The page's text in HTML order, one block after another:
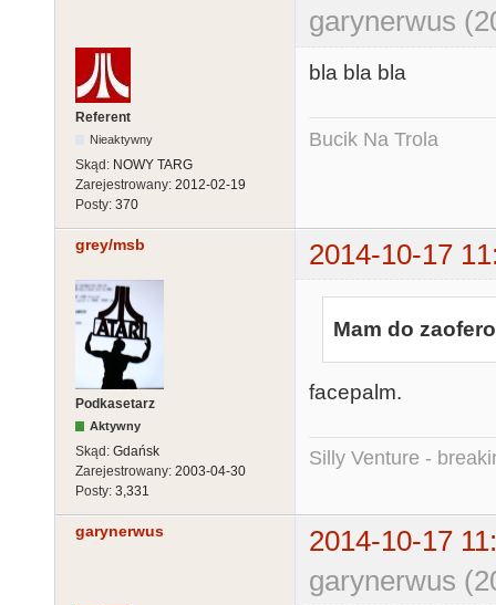
garynerwus
Referent
Nieaktywny
Skąd: NOWY TARG
Zarejestrowany: 2012-02-19
Posty: 370
bla bla bla
Bucik Na Trola
grey/msb 2014-10-17
Podkasetarz
Aktywny
Skąd: Gdańsk
Zarejestrowany: 2003-04-30
Posty: 3,331
Mam do
facepalm.
Silly Venture -
garynerwus
2014-10-17
garynerwus